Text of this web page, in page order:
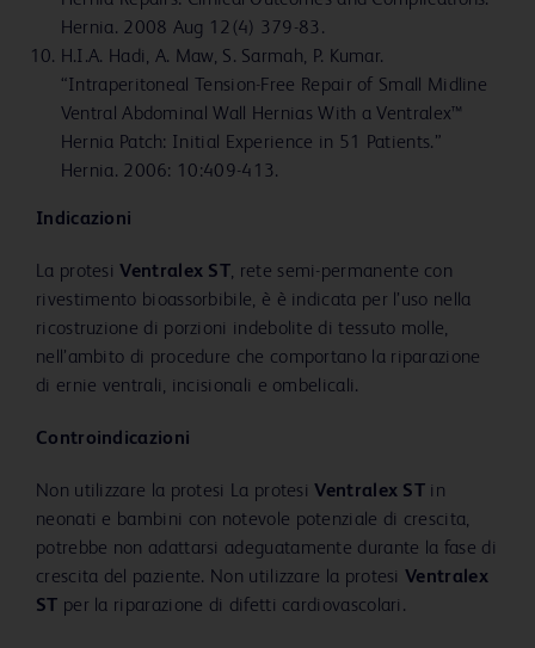
Hernia. 2008 Aug 12(4) 379-83.
H.I.A. Hadi, A. Maw, S. Sarmah, P. Kumar.
“Intraperitoneal Tension-Free Repair of Small Midline
Ventral Abdominal Wall Hernias With a Ventralex™
Hernia Patch: Initial Experience in 51 Patients.”
Hernia. 2006: 10:409-413.
Indicazioni
La protesi Ventralex ST, rete semi-permanente con
rivestimento bioassorbibile, è è indicata per l’uso nella
ricostruzione di porzioni indebolite di tessuto molle,
nell’ambito di procedure che comportano la riparazione
di ernie ventrali, incisionali e ombelicali.
Controindicazioni
Non utilizzare la protesi La protesi Ventralex ST in
neonati e bambini con notevole potenziale di crescita,
potrebbe non adattarsi adeguatamente durante la fase di
crescita del paziente. Non utilizzare la protesi Ventralex
ST per la riparazione di difetti cardiovascolari.